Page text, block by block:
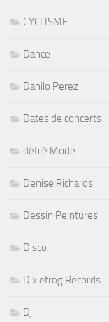
CYCLISME
Dance
Danilo Perez
Dates de concerts
défilé Mode
Denise Richards
Dessin Peintures
Disco
Dixiefrog Records
Dj